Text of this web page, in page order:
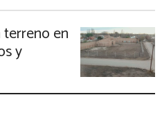
en
y